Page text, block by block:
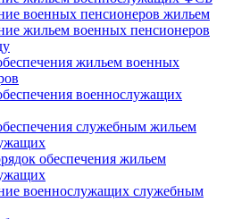
военных пенсионеров жильем
жильем военных пенсионеров
жильем военных
военнослужащих
служебным жильем
обеспечения жильем
военнослужащих служебным